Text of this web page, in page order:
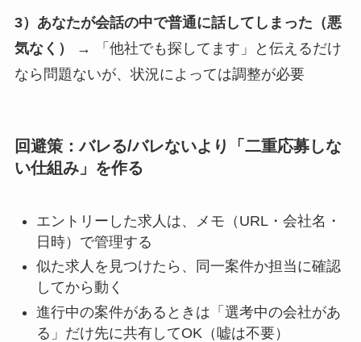
3）あなたが会話の中で普通に話してしまった（悪
気なく）
→ 「他社でも探してます」と伝えるだけ
なら問題ないが、状況によっては調整が必要
回避策：バレる/バレないより「二重応募しな
い仕組み」を作る
エントリーした求人は、メモ（URL・会社名・
日時）で管理する
似た求人を見つけたら、同一案件か担当に確認
してから動く
進行中の案件があるときは「選考中の会社があ
る」だけ先に共有してOK（嘘は不要）